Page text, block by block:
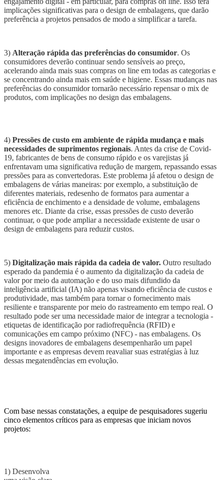
implicações significativas para o design de embalagens, que darão
preferência a projetos pensados de modo a simplificar a tarefa.
3) Alteração rápida das preferências do consumidor. Os
consumidores deverão continuarsendo sensíveis ao preço,
acelerando ainda mais suas compras on line em todas as categorias e
se concentrando ainda mais em saúde e higiene. Essas mudanças nas
preferências do consumidor tornarão necessário repensar o mix de
produtos, com implicações no design das embalagens.
4) Pressões de custo em ambiente de rápida mudança e mais
necessidades de suprimentos regionais. Antes da crise de Covid-
19, fabricantes de bens de consumo rápido e os varejistas já
enfrentavam uma significativa redução de margem, repassando essas
pressões para as convertedoras. Este problema já afetou o design de
embalagens de várias maneiras: por exemplo, a substituição de
diferentes materiais, redesenho de formatos para aumentar a
eficiência de enchimento e a densidade de volume, embalagens
menores etc. Diante da crise, essas pressões de custo deverão
continuar, o que pode ampliar a necessidade existente de usar o
design de embalagens para reduzir custos.
5) Digitalização mais rápida da cadeia de valor. Outro resultado
esperado da pandemia é o aumento da digitalização da cadeia de
valor por meio da automação e do uso mais difundido da
inteligência artificial (IA) não apenas visando eficiência de custos e
produtividade, mas também para tornar o fornecimento mais
resiliente e transparente por meio do rastreamento em tempo real. O
resultado pode ser uma necessidade maior de integrar a tecnologia -
etiquetas de identificação por radiofrequência (RFID) e
comunicações em campo próximo (NFC) - nas embalagens. Os
designs inovadores de embalagens desempenharão um papel
importante e as empresas devem reavaliar suas estratégias à luz
dessas megatendências em evolução.
Com base nessas constatações, a equipe de pesquisadores sugeriu
cinco elementos críticos para as empresas que iniciam novos
projetos:
1) Desenvolva